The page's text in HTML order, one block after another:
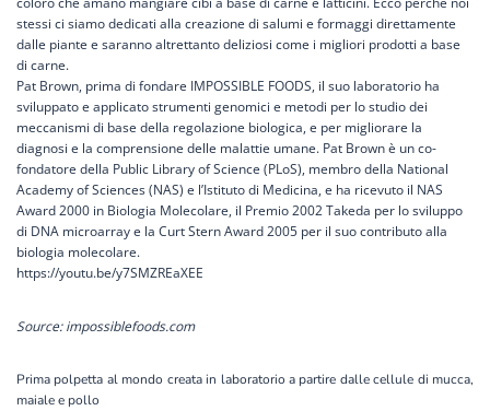
stessi ci siamo dedicati alla creazione di salumi e formaggi direttamente
dalle piante e saranno altrettanto deliziosi come i migliori prodotti a base
di carne.
Pat Brown, prima di fondare IMPOSSIBLE FOODS, il suo laboratorio ha
sviluppato e applicato strumenti genomici e metodi per lo studio dei
meccanismi di base della regolazione biologica, e per migliorare la
diagnosi e la comprensione delle malattie umane. Pat Brown è un co-
fondatore della Public Library of Science (PLoS), membro della National
Academy of Sciences (NAS) e l’Istituto di Medicina, e ha ricevuto il NAS
Award 2000 in Biologia Molecolare, il Premio 2002 Takeda per lo sviluppo
di DNA microarray e la Curt Stern Award 2005 per il suo contributo alla
biologia molecolare.
https://youtu.be/y7SMZREaXEE
Source: impossiblefoods.com
Prima polpetta al mondo creata in laboratorio a partire dalle cellule di mucca,
maiale e pollo